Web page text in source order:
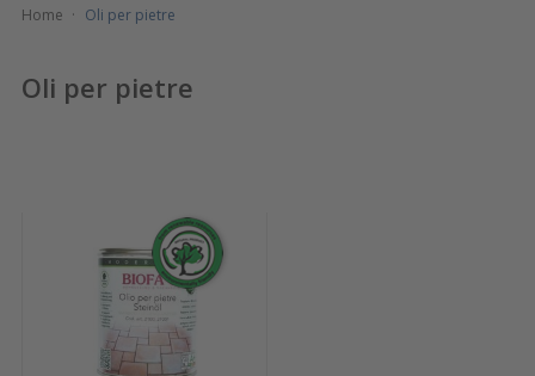
Home · Oli per pietre
Oli per pietre